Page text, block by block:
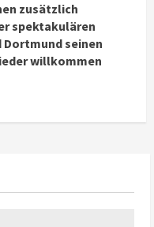
zusätzlich
spektakulären
Dortmund seinen
willkommen